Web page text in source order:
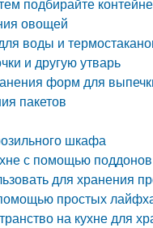
овощей
воды и
и другую утварь
форм для
пакетов
шкафа
с помощью
для хранения
простых
на кухне для